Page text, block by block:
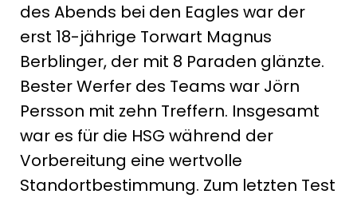
des Abends bei den Eagles war der
erst 18-jährige Torwart Magnus
Berblinger, der mit 8 Paraden glänzte.
Bester Werfer des Teams war Jörn
Persson mit zehn Treffern. Insgesamt
war es für die HSG während der
Vorbereitung eine wertvolle
Standortbestimmung. Zum letzten Test